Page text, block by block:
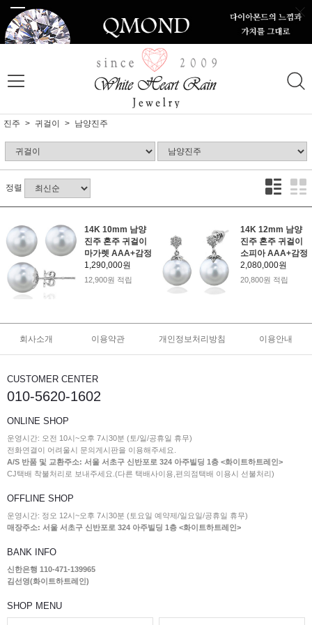
진주 귀걸이 남양진주
정렬
14K 10mm 남양
진주 혼주 귀걸이
마가렛 AAA+감정
1,290,000원
12,900원 적립
14K 12mm 남양
진주 혼주 귀걸이
소피아 AAA+감정
2,080,000원
20,800원 적립
회사소개 이용약관 개인정보처리방침 이용안내
CUSTOMER CENTER
010-5620-1602
ONLINE SHOP
운영시간: 오전 10시~오후 7시30분 (토/일/공휴일 휴무)
전화연결이 어려울시 문의게시판을 이용해주세요.
A/S 반품 및 교환주소: 서울 서초구 신반포로 324 아주빌딩 1층 <화이트하트레인>
CJ택배 착불처리로 보내주세요.(다른 택배사이용,편의점택배 이용시 선불처리)
OFFLINE SHOP
운영시간: 정오 12시~오후 7시30분 (토요일 예약제/일요일/공휴일 휴무)
매장주소: 서울 서초구 신반포로 324 아주빌딩 1층 <화이트하트레인>
BANK INFO
신한은행 110-471-139965
김선영(화이트하트레인)
SHOP MENU